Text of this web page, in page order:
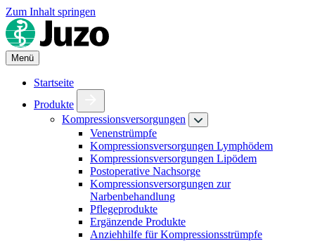
Zum Inhalt springen
Menü
Startseite
Produkte
Kompressionsversorgungen
Venenstrümpfe
Kompressionsversorgungen Lymphödem
Kompressionsversorgungen Lipödem
Postoperative Nachsorge
Kompressionsversorgungen zur
Narbenbehandlung
Pflegeprodukte
Ergänzende Produkte
Anziehhilfe für Kompressionsstrümpfe